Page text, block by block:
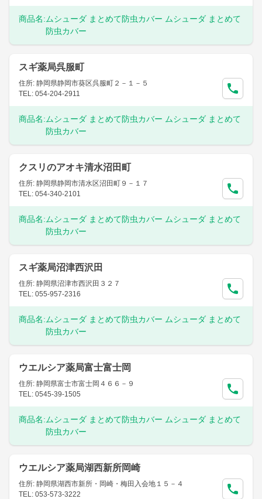
商品名: ムシューダ まとめて防虫カバー ムシューダ まとめて
防虫カバー
スギ薬局呉服町
住所: 静岡県静岡市葵区呉服町２－１－５
TEL: 054-204-2911
商品名: ムシューダ まとめて防虫カバー ムシューダ まとめて
防虫カバー
クスリのアオキ清水沼田町
住所: 静岡県静岡市清水区沼田町９－１７
TEL: 054-340-2101
商品名: ムシューダ まとめて防虫カバー ムシューダ まとめて
防虫カバー
スギ薬局沼津西沢田
住所: 静岡県沼津市西沢田３２７
TEL: 055-957-2316
商品名: ムシューダ まとめて防虫カバー ムシューダ まとめて
防虫カバー
ウエルシア薬局富士富士岡
住所: 静岡県富士市富士岡４６６－９
TEL: 0545-39-1505
商品名: ムシューダ まとめて防虫カバー ムシューダ まとめて
防虫カバー
ウエルシア薬局湖西新所岡崎
住所: 静岡県湖西市新所・岡崎・梅田入会地１５－４
TEL: 053-573-3222